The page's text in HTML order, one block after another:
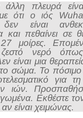
πλευρά
ότι ο ιός
είναι
και πεθαίνει σε
μοίρες.
νερό
είναι μια
σώμα. Το πόσιμο
για
ιών.
Εκθέστε
είναι χειμώνας.